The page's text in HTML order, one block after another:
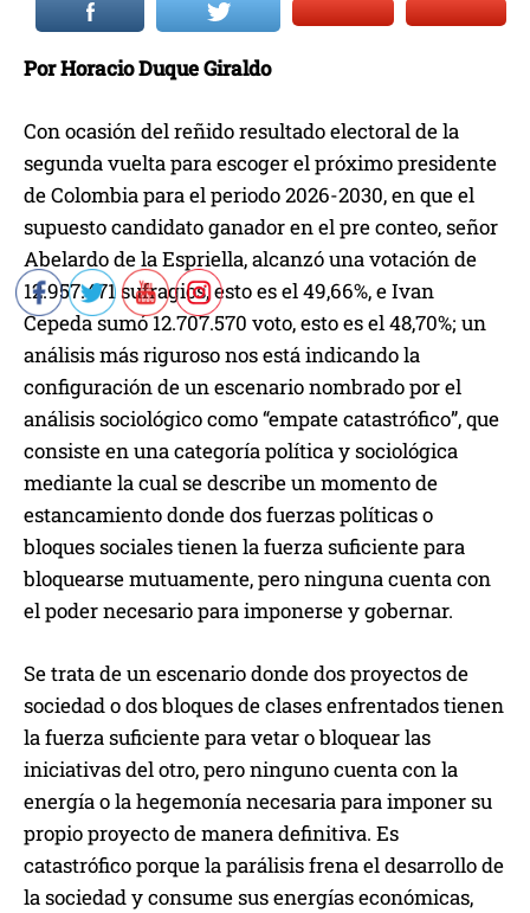
Por Horacio Duque Giraldo
Con ocasión del reñido resultado electoral de la
segunda vuelta para escoger el próximo presidente
de Colombia para el periodo 2026-2030, en que el
supuesto candidato ganador en el pre conteo, señor
Abelardo de la Espriella, alcanzó una votación de
12.957.471 sufragios, esto es el 49,66%, e Ivan
Cepeda sumó 12.707.570 voto, esto es el 48,70%; un
análisis más riguroso nos está indicando la
configuración de un escenario nombrado por el
análisis sociológico como “empate catastrófico”, que
consiste en una categoría política y sociológica
mediante la cual se describe un momento de
estancamiento donde dos fuerzas políticas o
bloques sociales tienen la fuerza suficiente para
bloquearse mutuamente, pero ninguna cuenta con
el poder necesario para imponerse y gobernar.
Se trata de un escenario donde dos proyectos de
sociedad o dos bloques de clases enfrentados tienen
la fuerza suficiente para vetar o bloquear las
iniciativas del otro, pero ninguno cuenta con la
energía o la hegemonía necesaria para imponer su
propio proyecto de manera definitiva. Es
catastrófico porque la parálisis frena el desarrollo de
la sociedad y consume sus energías económicas,